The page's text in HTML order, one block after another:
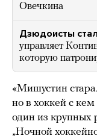
Овечкина
Дзюдоисты
управляет
которую
«Мишустин
но в хоккей c
один из крупных
„Ночной